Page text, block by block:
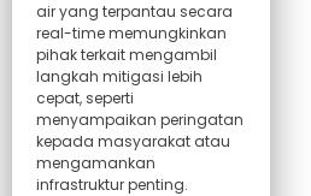
air yang terpantau secara
real-time memungkinkan
pihak terkait mengambil
langkah mitigasi lebih
cepat, seperti
menyampaikan peringatan
kepada masyarakat atau
mengamankan
infrastruktur penting.